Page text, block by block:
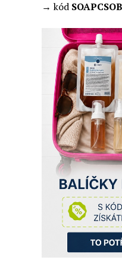
→ kód